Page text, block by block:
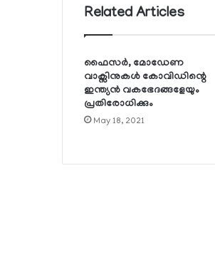
Related Articles
ഫൈസര്‍, മോഡേണ
വാക്സിനുകള്‍ കോവിഡിന്റെ
ഇന്ത്യന്‍ വകഭേദങ്ങളേയും
പ്രതിരോധിക്കും
May 18, 2021